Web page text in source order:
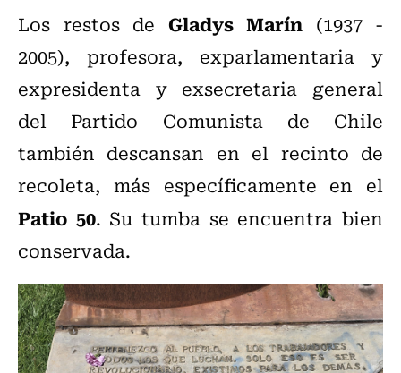
Los restos de Gladys Marín (1937 -
2005), profesora, exparlamentaria y
expresidenta y exsecretaria general
del Partido Comunista de Chile
también descansan en el recinto de
recoleta, más específicamente en el
Patio 50. Su tumba se encuentra bien
conservada.